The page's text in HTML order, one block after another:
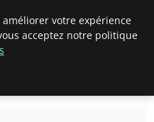
votre expérience
acceptez notre politique